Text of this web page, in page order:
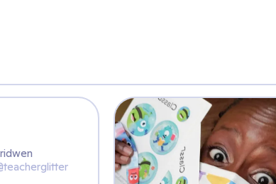
Ceridwen
@teacherglitter